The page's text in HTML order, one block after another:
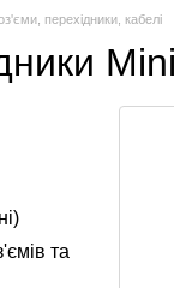
перехідники, кабелі
та